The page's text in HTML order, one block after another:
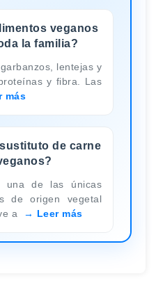
veganos
la familia?
lentejas y
y fibra. Las
más
de carne
una de las únicas
de origen vegetal
a
Leer más